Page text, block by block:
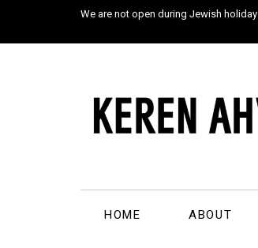
We are not open during Jewish holiday
HOME ABOUT